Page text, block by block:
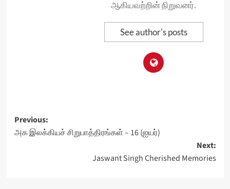
ஆகியவற்றின் நிறுவனர்.
See author's posts
Post
navigation
Previous:
அக இலக்கியச் சிறுபாத்திரங்கள் – 16 (ஐயர்)
Next:
Jaswant Singh Cherished Memories